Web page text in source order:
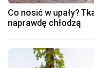
Co nosić w upały?
naprawdę chłodzą